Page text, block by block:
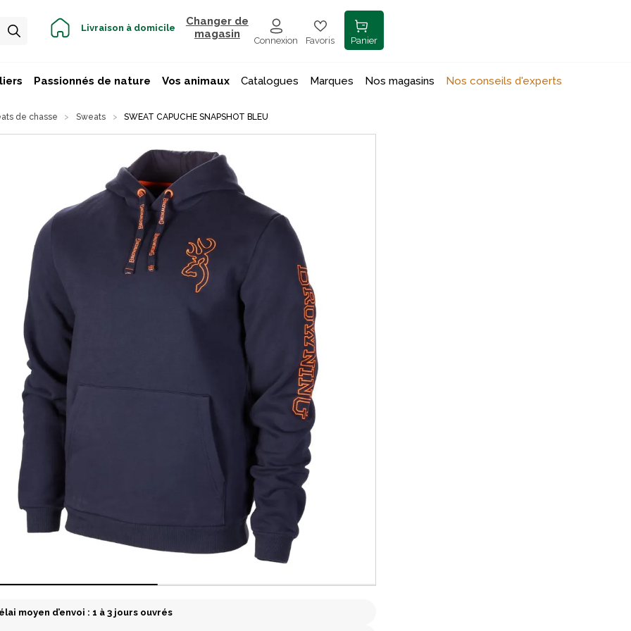
Livraison à domicile
Changer de
magasin
Connexion Favoris Panier
Passionnés de nature Vos animaux Catalogues Marques Nos magasins Nos conseils d'experts
de chasse Sweats SWEAT CAPUCHE SNAPSHOT BLEU
moyen d’envoi : 1 à 3 jours ouvrés